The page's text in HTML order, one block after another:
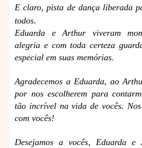
E claro, pista de dança liberada
todos.
Eduarda e Arthur viveram
alegria e com toda certeza
especial em suas memórias.
Agradecemos a Eduarda, ao
por nos escolherem para
tão incrível na vida de vocês.
com vocês!
Desejamos a vocês, Eduarda e